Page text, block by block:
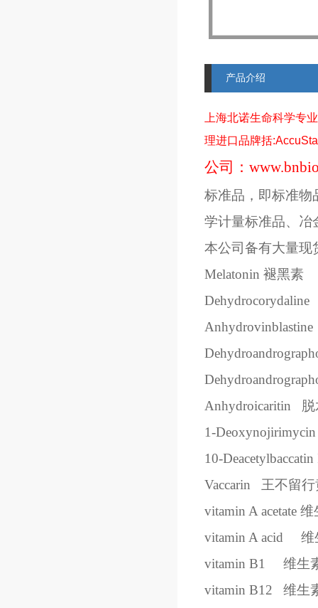
产品介绍
上海北诺生命科学专
理进口品牌括
公司：
标准品，即标准物
学计量标准品、冶
本公司备有大量现
Melatonin 褪黑素
Dehydrocorydaline
Anhydrovinblastine
Anhydroicaritin
1-Deoxynojirimycin
10-
Vaccarin
王不留
vitamin A acetate 维
vitamin A acid
维
vitamin B1
维生
vitamin B12
维生